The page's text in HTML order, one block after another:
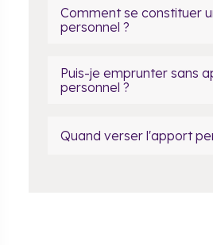
Comment se constituer
personnel ?
Puis-je emprunter sans
personnel ?
Quand verser l'apport